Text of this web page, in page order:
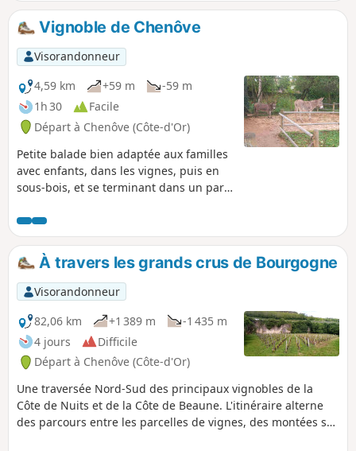
Vignoble de Chenôve
Visorandonneur
4,59 km
+59 m
-59 m
1h 30
Facile
Départ à Chenôve (Côte-d'Or)
Petite balade bien adaptée aux familles
avec enfants, dans les vignes, puis en
sous-bois, et se terminant dans un parc
animaux.
À travers les grands crus de Bourgogne
Visorandonneur
82,06 km
+1 389 m
-1 435 m
4 jours
Difficile
Départ à Chenôve (Côte-d'Or)
Une traversée Nord-Sud des principaux vignobles de la
Côte de Nuits et de la Côte de Beaune. L'itinéraire alterne
des parcours entre les parcelles de vignes, des montées sur